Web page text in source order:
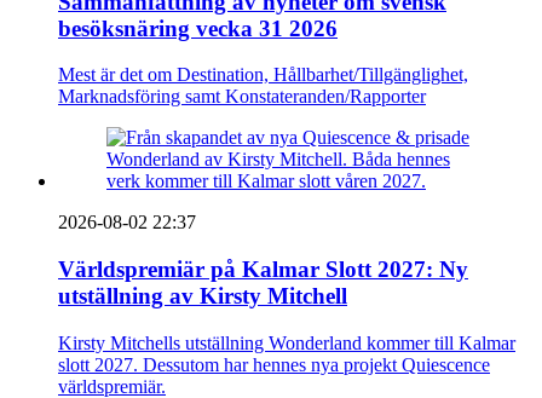
besöksnäring vecka 31 2026
Mest är det om Destination, Hållbarhet/Tillgänglighet,
Marknadsföring samt Konstateranden/Rapporter
2026-08-02 22:37
Världspremiär på Kalmar Slott 2027: Ny
utställning av Kirsty Mitchell
Kirsty Mitchells utställning Wonderland kommer till Kalmar
slott 2027. Dessutom har hennes nya projekt Quiescence
världspremiär.